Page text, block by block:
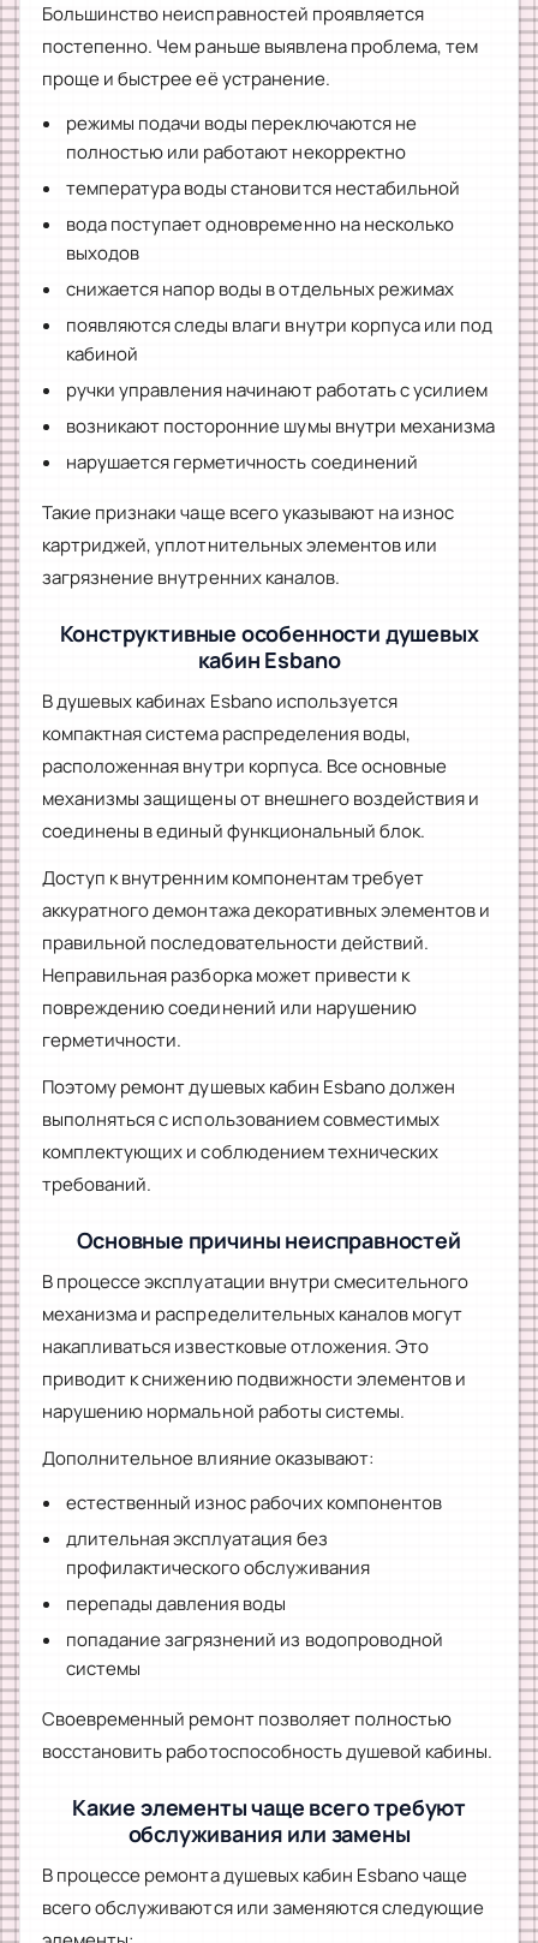
Большинство неисправностей проявляется
постепенно. Чем раньше выявлена проблема, тем
проще и быстрее её устранение.
режимы подачи воды переключаются не
полностью или работают некорректно
температура воды становится нестабильной
вода поступает одновременно на несколько
выходов
снижается напор воды в отдельных режимах
появляются следы влаги внутри корпуса или под
кабиной
ручки управления начинают работать с усилием
возникают посторонние шумы внутри механизма
нарушается герметичность соединений
Такие признаки чаще всего указывают на износ
картриджей, уплотнительных элементов или
загрязнение внутренних каналов.
Конструктивные особенности душевых
кабин Esbano
В душевых кабинах Esbano используется
компактная система распределения воды,
расположенная внутри корпуса. Все основные
механизмы защищены от внешнего воздействия и
соединены в единый функциональный блок.
Доступ к внутренним компонентам требует
аккуратного демонтажа декоративных элементов и
правильной последовательности действий.
Неправильная разборка может привести к
повреждению соединений или нарушению
герметичности.
Поэтому ремонт душевых кабин Esbano должен
выполняться с использованием совместимых
комплектующих и соблюдением технических
требований.
Основные причины неисправностей
В процессе эксплуатации внутри смесительного
механизма и распределительных каналов могут
накапливаться известковые отложения. Это
приводит к снижению подвижности элементов и
нарушению нормальной работы системы.
Дополнительное влияние оказывают:
естественный износ рабочих компонентов
длительная эксплуатация без
профилактического обслуживания
перепады давления воды
попадание загрязнений из водопроводной
системы
Своевременный ремонт позволяет полностью
восстановить работоспособность душевой кабины.
Какие элементы чаще всего требуют
обслуживания или замены
В процессе ремонта душевых кабин Esbano чаще
всего обслуживаются или заменяются следующие